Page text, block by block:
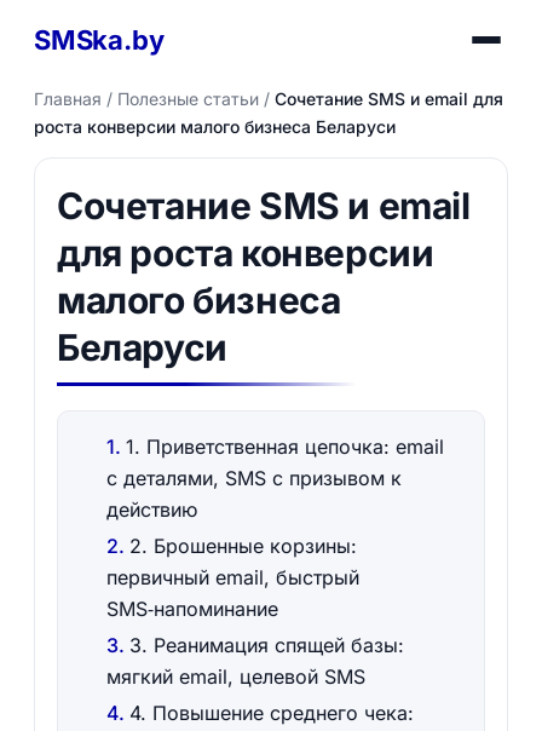
SMSka.by
Главная / Полезные статьи/ Сочетание SMS и email для
роста конверсии малого бизнеса Беларуси
Сочетание SMS и email
для роста конверсии
малого бизнеса
Беларуси
1. Приветственная цепочка: email
с деталями, SMS с призывом к
действию
2. Брошенные корзины:
первичный email, быстрый
SMS‑напоминание
3. Реанимация спящей базы:
мягкий email, целевой SMS
4. Повышение среднего чека: